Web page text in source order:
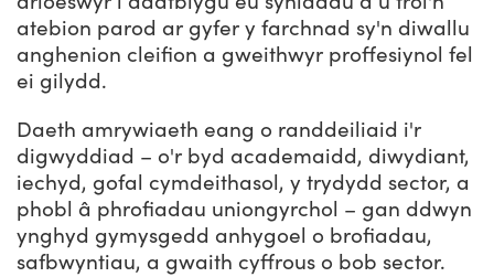
atebion parod ar gyfer y farchnad sy'n diwallu
anghenion cleifion a gweithwyr proffesiynol fel
ei gilydd.
Daeth amrywiaeth eang o randdeiliaid i'r
digwyddiad – o'r byd academaidd, diwydiant,
iechyd, gofal cymdeithasol, y trydydd sector, a
phobl â phrofiadau uniongyrchol – gan ddwyn
ynghyd gymysgedd anhygoel o brofiadau,
safbwyntiau, a gwaith cyffrous o bob sector.